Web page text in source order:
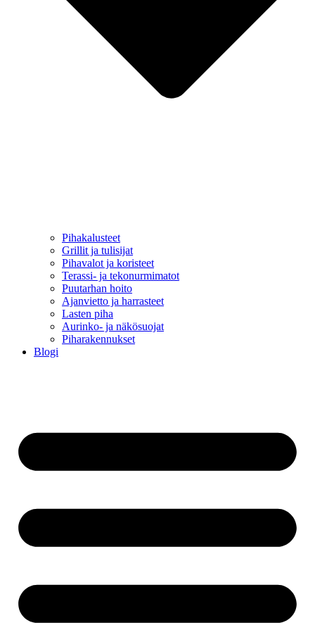
Pihakalusteet
Grillit ja tulisijat
Pihavalot ja koristeet
Terassi- ja tekonurmimatot
Puutarhan hoito
Ajanvietto ja harrasteet
Lasten piha
Aurinko- ja näkösuojat
Piharakennukset
Blogi